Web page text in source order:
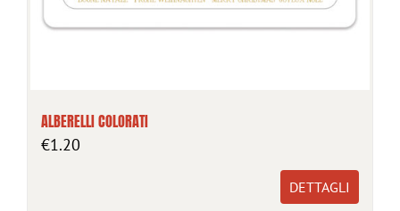
ALBERELLI COLORATI
€1.20
DETTAGLI